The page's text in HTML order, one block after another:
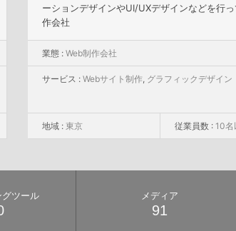
ーションデザインやUI/UXデザインなどを行
作会社
業態 : Web制作会社
サービス : Webサイト制作, グラフィックデザイン
地域 : 東京 従業員数 : 10名
ツール メディア
91